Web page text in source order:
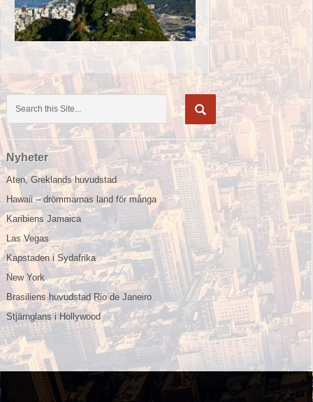
Nyheter
Aten, Greklands huvudstad
Hawaii – drömmarnas land för många
Karibiens Jamaica
Las Vegas
Kapstaden i Sydafrika
New York
Brasiliens huvudstad Rio de Janeiro
Stjärnglans i Hollywood